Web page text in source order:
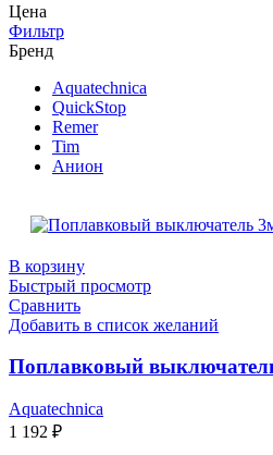
Цена
Фильтр
Бренд
Aquatechnica
QuickStop
Remer
Tim
Анион
В корзину
Быстрый просмотр
Сравнить
Добавить в список желаний
Поплавковый
Aquatechnica
1 192 ₽